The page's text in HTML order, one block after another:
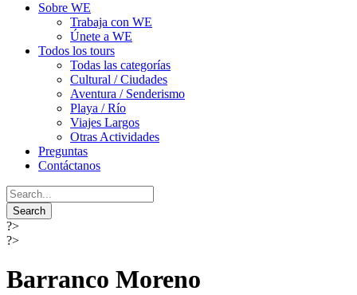
Sobre WE
Trabaja con WE
Únete a WE
Todos los tours
Todas las categorías
Cultural / Ciudades
Aventura / Senderismo
Playa / Río
Viajes Largos
Otras Actividades
Preguntas
Contáctanos
?>
?>
Barranco Moreno